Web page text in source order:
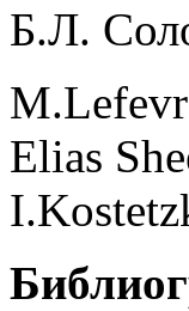
Б.Л.
Elias